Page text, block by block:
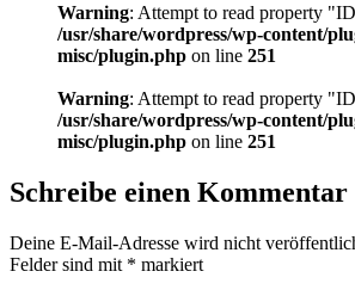
Warning: Attempt to read property
/usr/share/wordpress/wp-content/
misc/plugin.php on line 251
Warning: Attempt to read property
/usr/share/wordpress/wp-content/
misc/plugin.php on line 251
Schreibe einen Kommentar
Deine E-Mail-Adresse wird nicht
Felder sind mit * markiert